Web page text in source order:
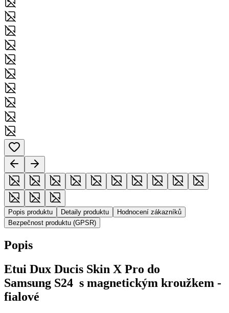
Popis produktu Detaily produktu
Hodnocení zákazníků
Bezpečnost produktu (GPSR)
Popis
Etui Dux Ducis Skin X Pro do
Samsung S24 s magnetickým kroužkem -
fialové